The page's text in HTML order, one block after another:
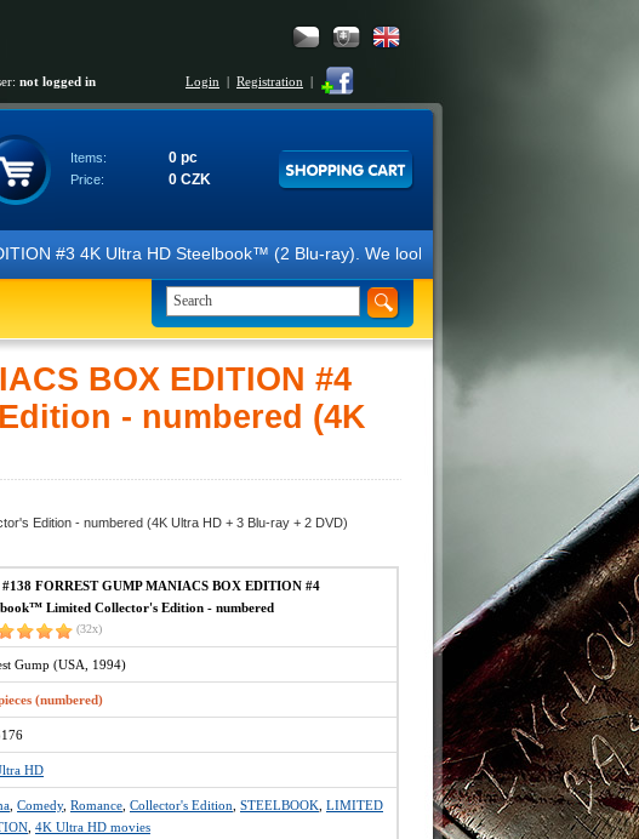
not logged in Login | Registration |
Items: 0 pc
Price: 0 CZK
HD Steelbook™ (2 Blu-ray). We look forward to your orders and thank you
BOX EDITION #4
- numbered (4K
Edition - numbered (4K Ultra HD + 3 Blu-ray + 2 DVD)
#138 FORREST GUMP MANIACS BOX EDITION #4
Limited Collector's Edition - numbered
(32x)
Gump (USA, 1994)
(numbered)
HD
Comedy, Romance Collector's Edition STEELBOOK LIMITED
4K Ultra HD movies